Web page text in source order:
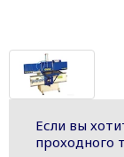
Если вы
проходного